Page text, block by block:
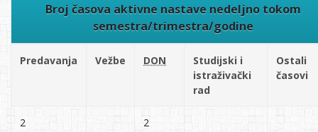
Broj časova aktivne nastave nedeljno tokom
semestra/trimestra/godine
Predavanja Vežbe DON
Studijski i
istraživački
rad
Ostali
časovi
2 2